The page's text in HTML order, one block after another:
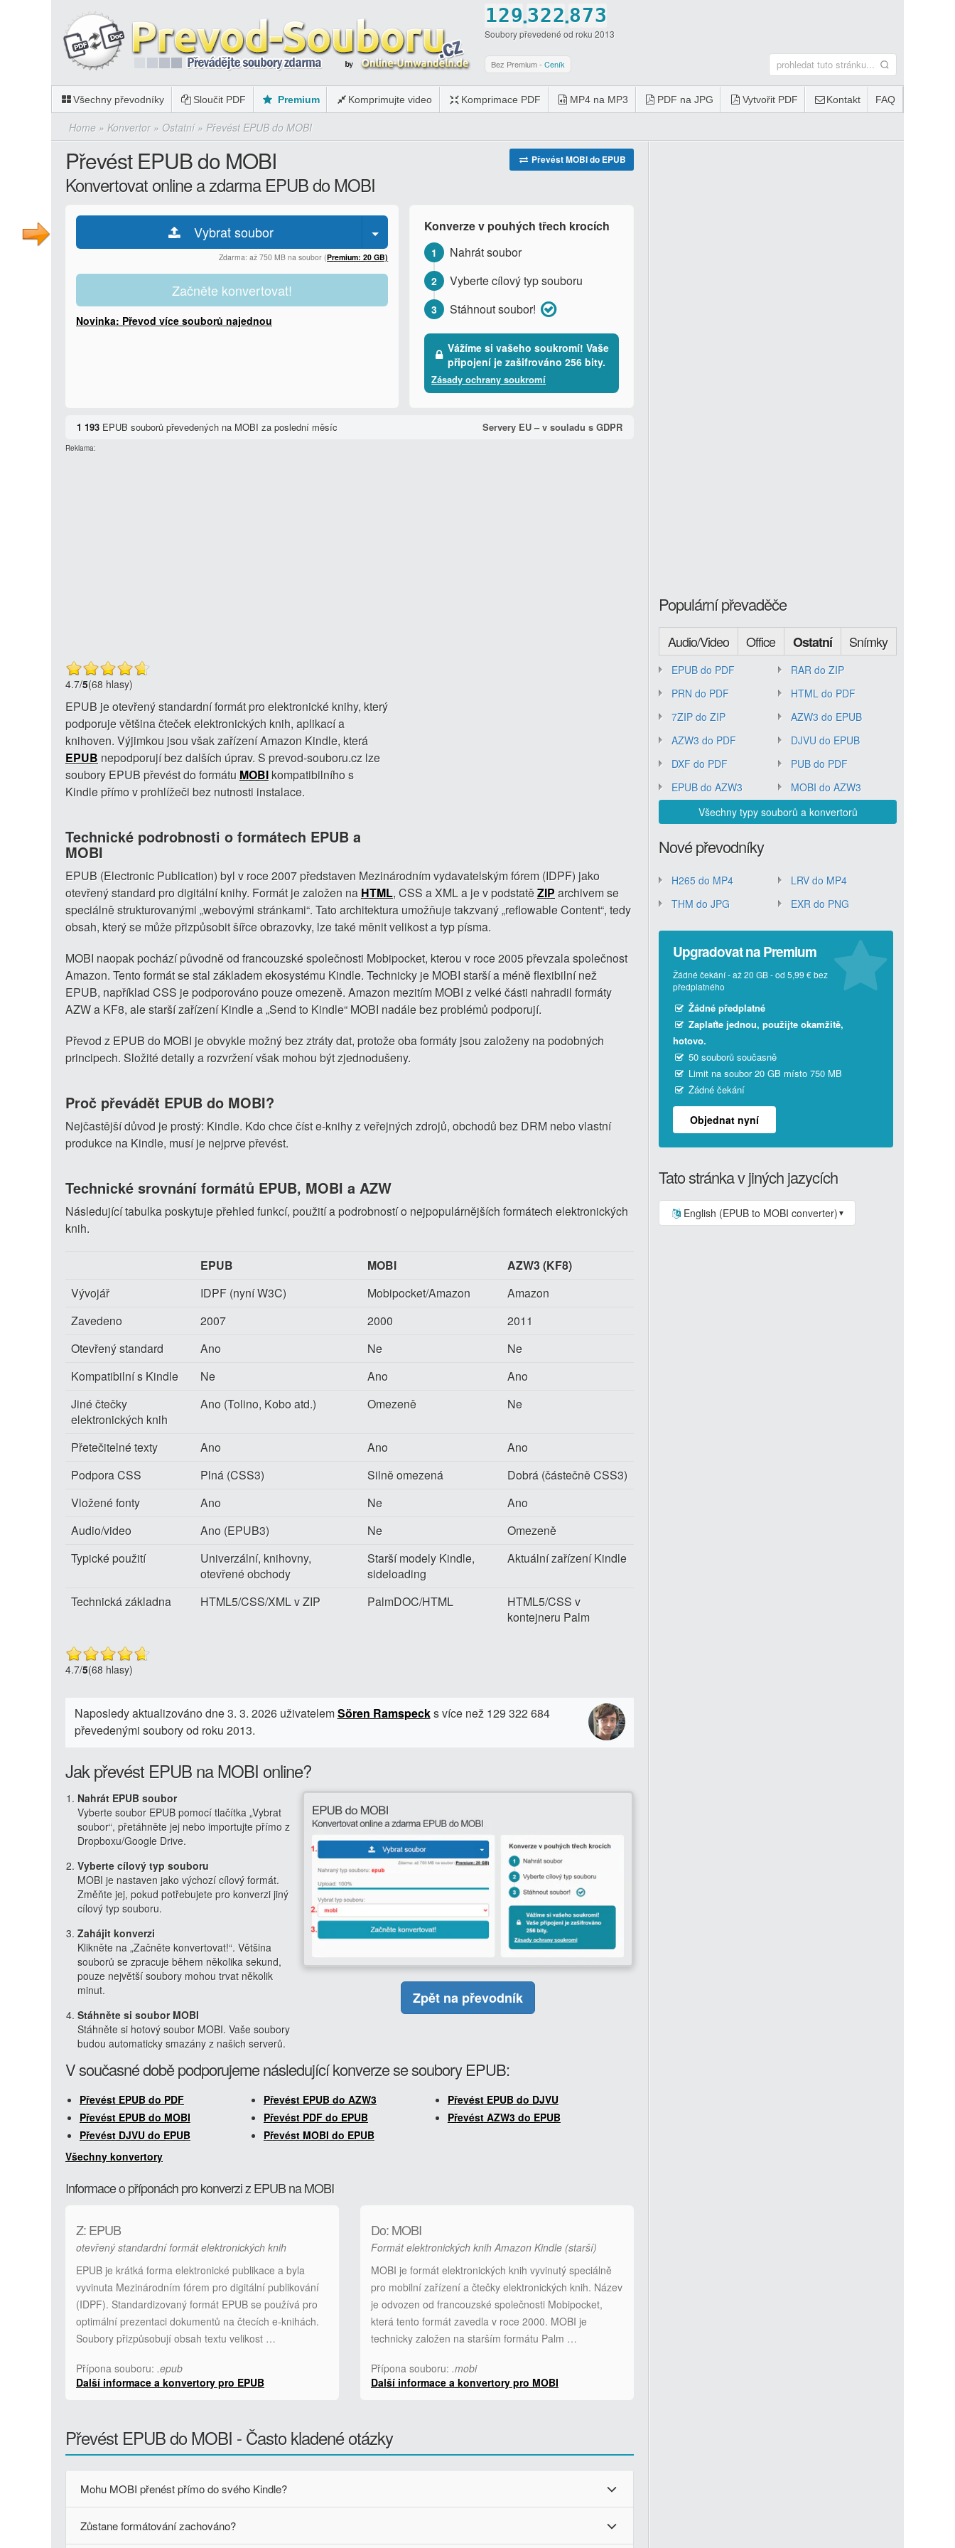
1
2
3
4
5
6
0
2
3
4
5
6
7
9
0
.3
4
5
6
7
8
9
2
3
4
5
6
7
8
2
3
4
5
6
7
8
.8
9
7
8
0
3
4
6
7
8
9
Soubory převedené od roku 2013
Bez Premium - Ceník
Všechny převodníky Sloučit PDF Premium Komprimujte video Komprimace PDF MP4 na MP3 PDF na JPG Vytvořit PDF Kontakt FAQ
Home » Konvertor» Ostatní» Převést EPUB do MOBI
Převést MOBI do EPUB
Převést EPUB do MOBI
Konvertovat online a zdarma EPUB do MOBI
Vybrat soubor
Zdarma: až 750 MB na soubor (Premium: 20 GB)
Začněte konvertovat!
Novinka: Převod více souborů najednou
Konverze v pouhých třech krocích
1 Nahrát soubor
2 Vyberte cílový typ souboru
3 Stáhnout soubor!
Vážíme si vašeho soukromí! Vaše
připojení je zašifrováno 256 bity.
Zásady ochrany soukromí
1 193 EPUB souborů převedených na MOBI za poslední měsíc Servery EU – v souladu s GDPR
Reklama:
4.7/5(68 hlasy)
EPUB je otevřený standardní formát pro elektronické knihy, který
podporuje většina čteček elektronických knih, aplikací a
knihoven. Výjimkou jsou však zařízení Amazon Kindle, která
EPUB nepodporují bez dalších úprav. S prevod-souboru.cz lze
soubory EPUB převést do formátu MOBI kompatibilního s
Kindle přímo v prohlížeči bez nutnosti instalace.
Technické podrobnosti o formátech EPUB a
MOBI
EPUB (Electronic Publication) byl v roce 2007 představen Mezinárodním vydavatelským fórem (IDPF) jako
otevřený standard pro digitální knihy. Formát je založen na HTML, CSS a XML a je v podstatěZIP archivem se
speciálně strukturovanými „webovými stránkami“. Tato architektura umožňuje takzvaný „reflowable Content“, tedy
obsah, který se může přizpůsobit šířce obrazovky, lze také měnit velikost a typ písma.
MOBI naopak pochází původně od francouzské společnosti Mobipocket, kterou v roce 2005 převzala společnost
Amazon. Tento formát se stal základem ekosystému Kindle. Technicky je MOBI starší a méně flexibilní než
EPUB, například CSS je podporováno pouze omezeně. Amazon mezitím MOBI z velké části nahradil formáty
AZW a KF8, ale starší zařízení Kindle a „Send to Kindle“ MOBI nadále bez problémů podporují.
Převod z EPUB do MOBI je obvykle možný bez ztráty dat, protože oba formáty jsou založeny na podobných
principech. Složité detaily a rozvržení však mohou být zjednodušeny.
Proč převádět EPUB do MOBI?
Nejčastější důvod je prostý: Kindle. Kdo chce číst e-knihy z veřejných zdrojů, obchodů bez DRM nebo vlastní
produkce na Kindle, musí je nejprve převést.
Technické srovnání formátů EPUB, MOBI a AZW
Následující tabulka poskytuje přehled funkcí, použití a podrobností o nejpopulárnějších formátech elektronických
knih.
EPUB MOBI
AZW3 (KF8)
Vývojář
IDPF (nyní W3C) Mobipocket/Amazon
Amazon
Zavedeno
2007 2000
2011
Otevřený standard
Ano Ne
Ne
Kompatibilní s Kindle
Ne Ano
Ano
Jiné čtečky
elektronických knih
Ano (Tolino, Kobo atd.) Omezeně Ne
Přetečitelné texty Ano Ano
Ano
Podpora CSS
Plná (CSS3) Silně omezená
Dobrá (částečně CSS3)
Vložené fonty
Ano Ne
Ano
Audio/video
Ano (EPUB3) Ne
Omezeně
Typické použití
Univerzální, knihovny,
otevřené obchody
Starší modely Kindle,
sideloading
Aktuální zařízení Kindle
Technická základna HTML5/CSS/XML v ZIP PalmDOC/HTML
HTML5/CSS v
kontejneru Palm
4.7/5(68 hlasy)
Naposledy aktualizováno dne 3. 3. 2026 uživatelemSören Ramspecks více než 129 322 684
převedenými soubory od roku 2013.
Jak převést EPUB na MOBI online?
Nahrát EPUB soubor
Vyberte soubor EPUB pomocí tlačítka „Vybrat
soubor“, přetáhněte jej nebo importujte přímo z
Dropboxu/Google Drive.
Vyberte cílový typ souboru
MOBI je nastaven jako výchozí cílový formát.
Změňte jej, pokud potřebujete pro konverzi jiný
cílový typ souboru.
Zahájit konverzi
Klikněte na „Začněte konvertovat!“. Většina
souborů se zpracuje během několika sekund,
pouze největší soubory mohou trvat několik
minut.
Stáhněte si soubor MOBI
Stáhněte si hotový soubor MOBI. Vaše soubory
budou automaticky smazány z našich serverů.
Zpět na převodník
V současné době podporujeme následující konverze se soubory EPUB:
Převést EPUB do PDF Převést EPUB do AZW3
Převést EPUB do DJVU
Převést EPUB do MOBI
Převést PDF do EPUB
Převést AZW3 do EPUB
Převést DJVU do EPUB
Převést MOBI do EPUB
Všechny konvertory
Informace o příponách pro konverzi z EPUB na MOBI
Z: EPUB
otevřený standardní formát elektronických knih
EPUB je krátká forma elektronické publikace a byla
vyvinuta Mezinárodním fórem pro digitální publikování
(IDPF). Standardizovaný formát EPUB se používá pro
optimální prezentaci dokumentů na čtecích e-knihách.
Soubory přizpůsobují obsah textu velikost …
Přípona souboru: .epub
Další informace a konvertory pro EPUB
Do: MOBI
Formát elektronických knih Amazon Kindle (starší)
MOBI je formát elektronických knih vyvinutý speciálně
pro mobilní zařízení a čtečky elektronických knih. Název
je odvozen od francouzské společnosti Mobipocket,
která tento formát zavedla v roce 2000. MOBI je
technicky založen na starším formátu Palm …
Přípona souboru: .mobi
Další informace a konvertory pro MOBI
Převést EPUB do MOBI - Často kladené otázky
Mohu MOBI přenést přímo do svého Kindle?
Zůstane formátování zachováno?
Populární převaděče
Audio/Video Office Ostatní Snímky
EPUB do PDF
RAR do ZIP
PRN do PDF
HTML do PDF
7ZIP do ZIP
AZW3 do EPUB
AZW3 do PDF
DJVU do EPUB
DXF do PDF
PUB do PDF
EPUB do AZW3
MOBI do AZW3
Všechny typy souborů a konvertorů
Nové převodníky
H265 do MP4
LRV do MP4
THM do JPG
EXR do PNG
Upgradovat na Premium
Žádné čekání - až 20 GB - od 5,99 € bez
předplatného
Žádné předplatné
Zaplaťte jednou, použijte okamžitě,
hotovo.
50 souborů současně
Limit na soubor 20 GB místo 750 MB
Žádné čekání
Objednat nyní
Tato stránka v jiných jazycích
English (EPUB to MOBI converter) ▼